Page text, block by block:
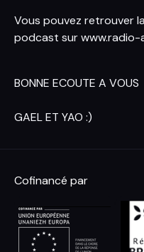
Vous pouvez retrouver
podcast sur www.radio-
BONNE ECOUTE A VOUS
GAEL ET YAO :)
Cofinancé par